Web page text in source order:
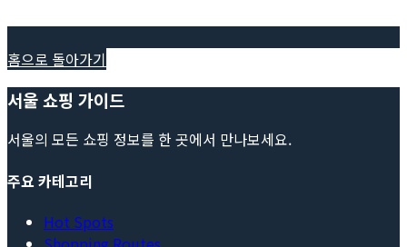
홈으로 돌아가기
서울 쇼핑 가이드
서울의 모든 쇼핑 정보를 한 곳에서 만나보세요.
주요 카테고리
Hot Spots